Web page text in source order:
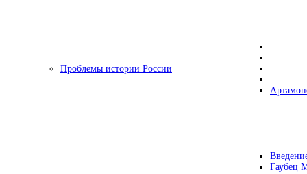
Проблемы истории России
Гаубец